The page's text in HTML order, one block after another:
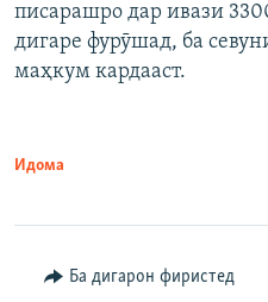
писарашро дар ивази
дигаре фурӯшад, ба
маҳкум кардааст.
Идома
Ба дигарон фиристед